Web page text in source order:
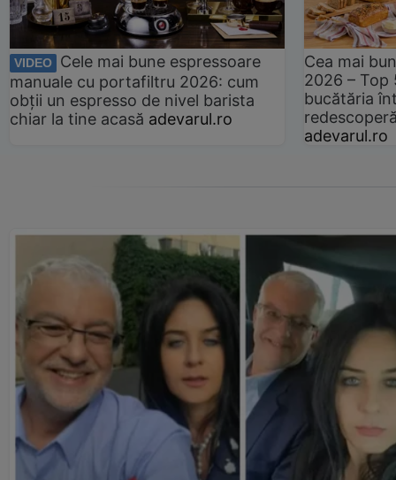
VIDEO
Cele mai bune espressoare
manuale cu portafiltru 2026: cum
obții un espresso de nivel barista
chiar la tine acasă adevarul.ro
Cea mai
2026 –
bucătăria
adevarul.ro